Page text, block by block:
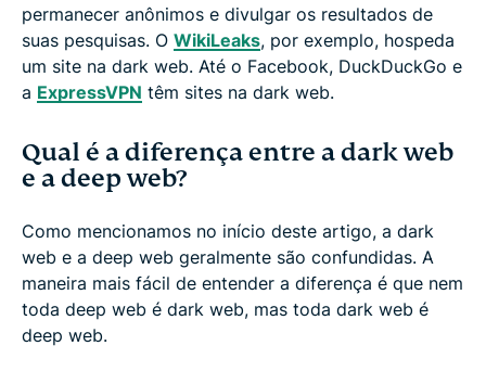
permanecer anônimos e divulgar os resultados de
suas pesquisas. O WikiLeaks, por exemplo, hospeda
um site na dark web. Até o Facebook, DuckDuckGo e
a ExpressVPN têm sites na dark web.
Qual é a diferença entre a dark web
e a deep web?
Como mencionamos no início deste artigo, a dark
web e a deep web geralmente são confundidas. A
maneira mais fácil de entender a diferença é que nem
toda deep web é dark web, mas toda dark web é
deep web.